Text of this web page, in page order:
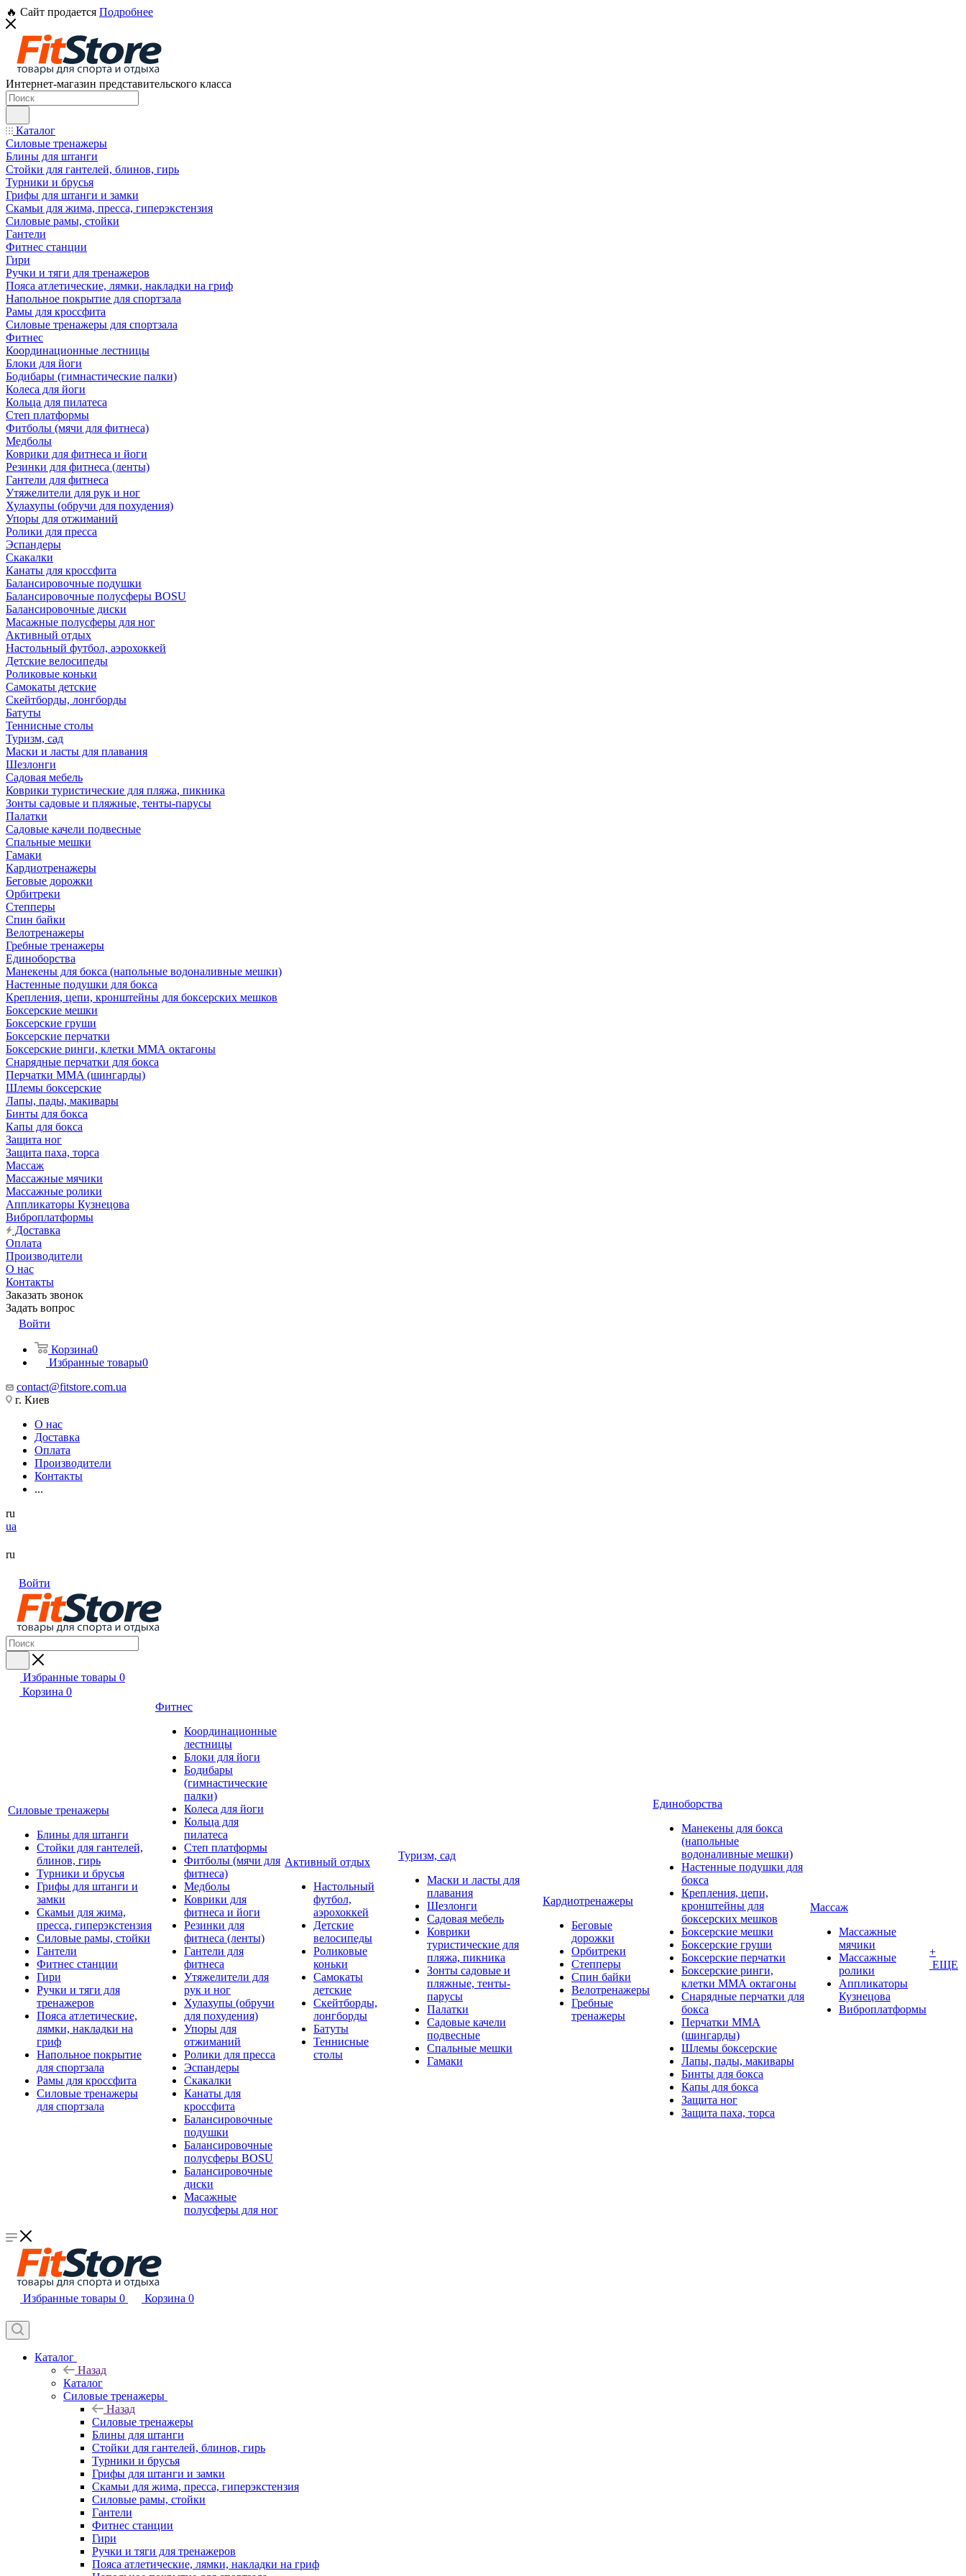
🔥 Сайт продается Подробнее
Интернет-магазин представительского класса
Каталог
Силовые тренажеры
Блины для штанги
Стойки для гантелей, блинов, гирь
Турники и брусья
Грифы для штанги и замки
Скамьи для жима, пресса, гиперэкстензия
Силовые рамы, стойки
Гантели
Фитнес станции
Гири
Ручки и тяги для тренажеров
Пояса атлетические, лямки, накладки на гриф
Напольное покрытие для спортзала
Рамы для кроссфита
Силовые тренажеры для спортзала
Фитнес
Координационные лестницы
Блоки для йоги
Бодибары (гимнастические палки)
Колеса для йоги
Кольца для пилатеса
Степ платформы
Фитболы (мячи для фитнеса)
Медболы
Коврики для фитнеса и йоги
Резинки для фитнеса (ленты)
Гантели для фитнеса
Утяжелители для рук и ног
Хулахупы (обручи для похудения)
Упоры для отжиманий
Ролики для пресса
Эспандеры
Скакалки
Канаты для кроссфита
Балансировочные подушки
Балансировочные полусферы BOSU
Балансировочные диски
Масажные полусферы для ног
Активный отдых
Настольный футбол, аэрохоккей
Детские велосипеды
Роликовые коньки
Самокаты детские
Скейтборды, лонгборды
Батуты
Теннисные столы
Туризм, сад
Маски и ласты для плавания
Шезлонги
Садовая мебель
Коврики туристические для пляжа, пикника
Зонты садовые и пляжные, тенты-парусы
Палатки
Садовые качели подвесные
Спальные мешки
Гамаки
Кардиотренажеры
Беговые дорожки
Орбитреки
Степперы
Спин байки
Велотренажеры
Гребные тренажеры
Единоборства
Манекены для бокса (напольные водоналивные мешки)
Настенные подушки для бокса
Крепления, цепи, кронштейны для боксерских мешков
Боксерские мешки
Боксерские груши
Боксерские перчатки
Боксерские ринги, клетки ММА октагоны
Снарядные перчатки для бокса
Перчатки MMA (шингарды)
Шлемы боксерские
Лапы, пады, макивары
Бинты для бокса
Капы для бокса
Защита ног
Защита паха, торса
Массаж
Массажные мячики
Массажные ролики
Аппликаторы Кузнецова
Виброплатформы
Доставка
Оплата
Производители
О нас
Контакты
Заказать звонок
Задать вопрос
Войти
Корзина0
Избранные товары0
contact@fitstore.com.ua
г. Киев
О нас
Доставка
Оплата
Производители
Контакты
...
ru
ua
ru
Войти
Избранные товары 0
Корзина 0
Силовые тренажеры
Блины для штанги
Стойки для гантелей,
блинов, гирь
Турники и брусья
Грифы для штанги и
замки
Скамьи для жима,
пресса, гиперэкстензия
Силовые рамы, стойки
Гантели
Фитнес станции
Гири
Ручки и тяги для
тренажеров
Пояса атлетические,
лямки, накладки на
гриф
Напольное покрытие
для спортзала
Рамы для кроссфита
Силовые тренажеры
для спортзала
Фитнес
Координационные
лестницы
Блоки для йоги
Бодибары
(гимнастические
палки)
Колеса для йоги
Кольца для
пилатеса
Степ платформы
Фитболы (мячи для
фитнеса)
Медболы
Коврики для
фитнеса и йоги
Резинки для
фитнеса (ленты)
Гантели для
фитнеса
Утяжелители для
рук и ног
Хулахупы (обручи
для похудения)
Упоры для
отжиманий
Ролики для пресса
Эспандеры
Скакалки
Канаты для
кроссфита
Балансировочные
подушки
Балансировочные
полусферы BOSU
Балансировочные
диски
Масажные
полусферы для ног
Активный отдых
Настольный
футбол,
аэрохоккей
Детские
велосипеды
Роликовые
коньки
Самокаты
детские
Скейтборды,
лонгборды
Батуты
Теннисные
столы
Туризм, сад
Маски и ласты для
плавания
Шезлонги
Садовая мебель
Коврики
туристические для
пляжа, пикника
Зонты садовые и
пляжные, тенты-
парусы
Палатки
Садовые качели
подвесные
Спальные мешки
Гамаки
Кардиотренажеры
Беговые
дорожки
Орбитреки
Степперы
Спин байки
Велотренажеры
Гребные
тренажеры
Единоборства
Манекены для бокса
(напольные
водоналивные мешки)
Настенные подушки для
бокса
Крепления, цепи,
кронштейны для
боксерских мешков
Боксерские мешки
Боксерские груши
Боксерские перчатки
Боксерские ринги,
клетки ММА октагоны
Снарядные перчатки для
бокса
Перчатки MMA
(шингарды)
Шлемы боксерские
Лапы, пады, макивары
Бинты для бокса
Капы для бокса
Защита ног
Защита паха, торса
Массаж
Массажные
мячики
Массажные
ролики
Аппликаторы
Кузнецова
Виброплатформы
+
ЕЩЕ
Избранные товары 0 Корзина 0
Каталог
Назад
Каталог
Силовые тренажеры
Назад
Силовые тренажеры
Блины для штанги
Стойки для гантелей, блинов, гирь
Турники и брусья
Грифы для штанги и замки
Скамьи для жима, пресса, гиперэкстензия
Силовые рамы, стойки
Гантели
Фитнес станции
Гири
Ручки и тяги для тренажеров
Пояса атлетические, лямки, накладки на гриф